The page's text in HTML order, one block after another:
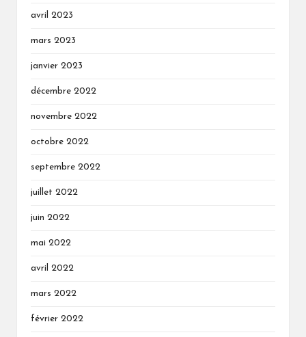
avril 2023
mars 2023
janvier 2023
décembre 2022
novembre 2022
octobre 2022
septembre 2022
juillet 2022
juin 2022
mai 2022
avril 2022
mars 2022
février 2022